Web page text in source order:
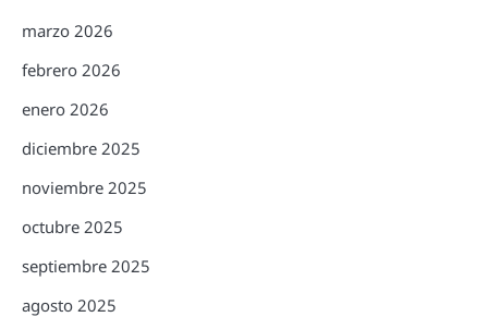
marzo 2026
febrero 2026
enero 2026
diciembre 2025
noviembre 2025
octubre 2025
septiembre 2025
agosto 2025